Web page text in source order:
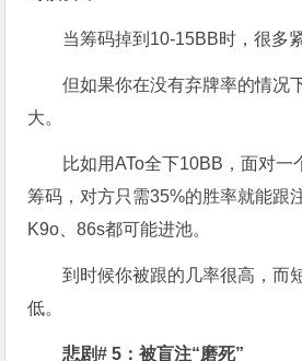
当筹码掉到10-15BB时，很多
但如果你在没有弃牌率的情况
大。
比如用ATo全下10BB，面对一
筹码，对方只需35%的胜率就能跟
K9o、86s都可能进池。
到时候你被跟的几率很高，而
低。
悲剧# 5：被盲注“磨死”